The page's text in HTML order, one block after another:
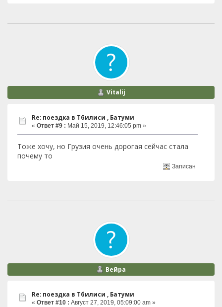
Vitalij
Re: поездка в Тбилиси , Батуми
« Ответ #9 : Май 15, 2019, 12:46:05 pm »
Тоже хочу, но Грузия очень дорогая сейчас стала
почему то
Записан
Вейра
Re: поездка в Тбилиси , Батуми
« Ответ #10 : Август 27, 2019, 05:09:00 am »